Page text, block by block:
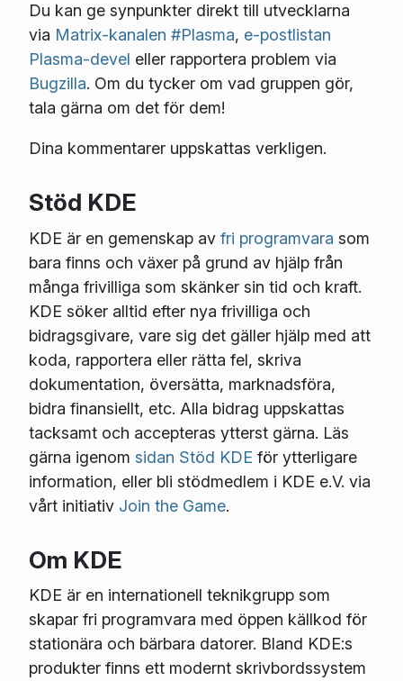
Du kan ge synpunkter direkt till utvecklarna
via Matrix-kanalen #Plasma, e-postlistan
Plasma-devel eller rapportera problem via
Bugzilla. Om du tycker om vad gruppen gör,
tala gärna om det för dem!
Dina kommentarer uppskattas verkligen.
Stöd KDE
KDE är en gemenskap av fri programvara som
bara finns och växer på grund av hjälp från
många frivilliga som skänker sin tid och kraft.
KDE söker alltid efter nya frivilliga och
bidragsgivare, vare sig det gäller hjälp med att
koda, rapportera eller rätta fel, skriva
dokumentation, översätta, marknadsföra,
bidra finansiellt, etc. Alla bidrag uppskattas
tacksamt och accepteras ytterst gärna. Läs
gärna igenom sidan Stöd KDE för ytterligare
information, eller bli stödmedlem i KDE e.V. via
vårt initiativ Join the Game.
Om KDE
KDE är en internationell teknikgrupp som
skapar fri programvara med öppen källkod för
stationära och bärbara datorer. Bland KDE:s
produkter finns ett modernt skrivbordssystem